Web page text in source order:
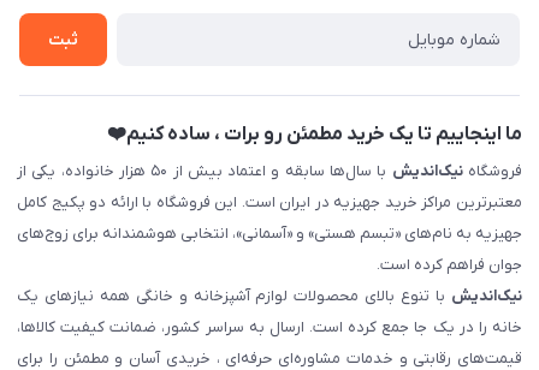
ثبت
ما اینجاییم تا یک خرید مطمئن رو برات ، ساده کنیم❤️
فروشگاهنیک‌اندیش
با سال‌ها سابقه و اعتماد بیش از ۵۰ هزار خانواده، یکی از
معتبرترین مراکز خرید جهیزیه در ایران است. این فروشگاه با ارائه دو پکیج کامل
جهیزیه به نام‌های «تبسم هستی» و «آسمانی»، انتخابی هوشمندانه برای زوج‌های
جوان فراهم کرده است.
نیک‌اندیش با تنوع بالای محصولات لوازم آشپزخانه و خانگی همه نیازهای یک
خانه را در یک جا جمع کرده است. ارسال به سراسر کشور، ضمانت کیفیت کالاها،
قیمت‌های رقابتی و خدمات مشاوره‌ای حرفه‌ای ، خریدی آسان و مطمئن را برای